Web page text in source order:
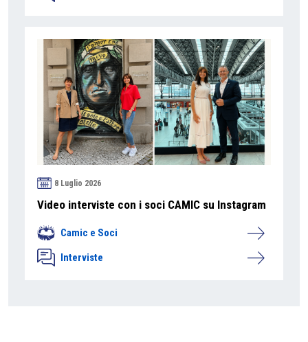
8 Luglio 2026
Video interviste con i soci CAMIC su Instagram
Camic e Soci
Interviste